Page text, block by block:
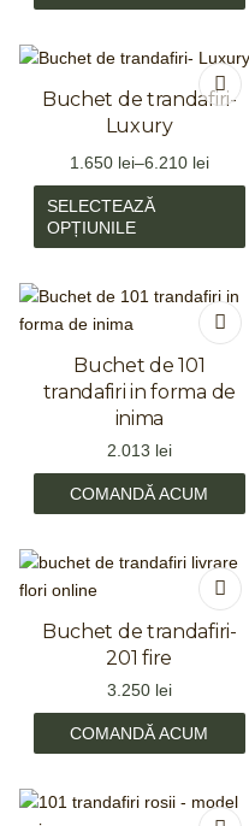
Buchet de trandafiri-
Luxury
1.650 lei–6.210 lei
SELECTEAZĂ
OPȚIUNILE
Buchet de 101
trandafiri in forma de
inima
2.013 lei
COMANDĂ ACUM
Buchet de trandafiri-
201 fire
3.250 lei
COMANDĂ ACUM